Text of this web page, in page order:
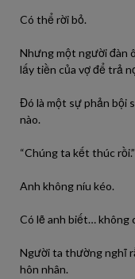
Có thể rời bỏ.
Nhưng một người đàn
lấy tiền của vợ để trả
Đó là một sự phản bội
nào.
“Chúng ta kết thúc
Anh không níu kéo.
Có lẽ anh biết… không
Người ta thường nghĩ
hôn nhân.